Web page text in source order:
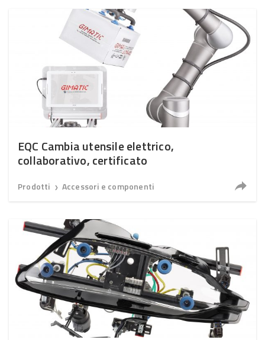
EQC Cambia utensile elettrico,
collaborativo, certificato
Prodotti ❯ Accessori e componenti